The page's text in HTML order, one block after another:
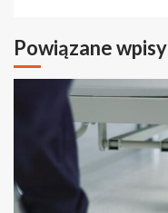
Powiązane wpisy